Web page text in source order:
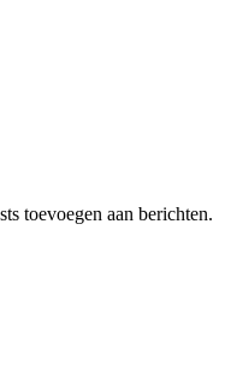
toevoegen aan berichten.